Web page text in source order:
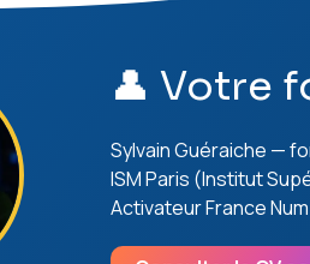
👤 Votre
Sylvain Guéraiche —
ISM Paris (Institut
Activateur France